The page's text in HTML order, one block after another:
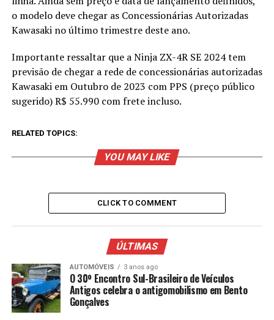
o modelo deve chegar as Concessionárias Autorizadas
Kawasaki no último trimestre deste ano.
Importante ressaltar que a Ninja ZX-4R SE 2024 tem
previsão de chegar a rede de concessionárias autorizadas
Kawasaki em Outubro de 2023 com PPS (preço público
sugerido) R$ 55.990 com frete incluso.
RELATED TOPICS:
YOU MAY LIKE
CLICK TO COMMENT
ÚLTIMAS
AUTOMÓVEIS 3 anos ago
O 30º Encontro Sul-Brasileiro de Veículos
Antigos celebra o antigomobilismo em Bento
Gonçalves